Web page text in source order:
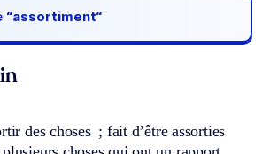
“assortiment“
des choses ; fait d’être assorties